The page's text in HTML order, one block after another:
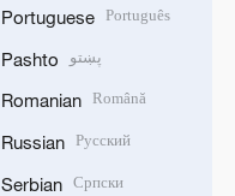
Portuguese Português
Pashto پښتو
Romanian Română
Russian Русский
Serbian Српски